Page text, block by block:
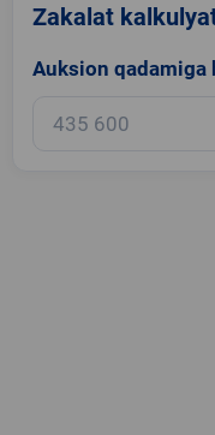
Zakalat
Auksion qadamiga